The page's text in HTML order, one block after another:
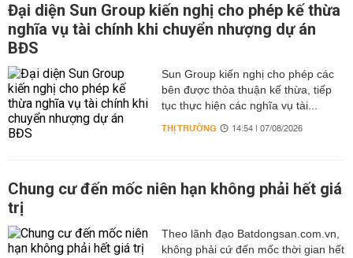
Đại diện Sun Group kiến nghị cho phép kế thừa
nghĩa vụ tài chính khi chuyển nhượng dự án
BĐS
Sun Group kiến nghị cho phép các
bên được thỏa thuận kế thừa, tiếp
tục thực hiện các nghĩa vụ tài...
THỊ TRƯỜNG 14:54 | 07/08/2026
Chung cư đến mốc niên hạn không phải hết giá
trị
Theo lãnh đạo Batdongsan.com.vn,
không phải cứ đến mốc thời gian hết